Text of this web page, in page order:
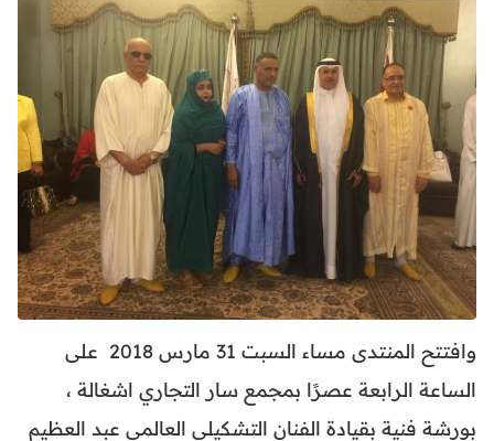
وافتتح المنتدى مساء السبت 31 مارس 2018 على
الساعة الرابعة عصرًا بمجمع سار التجاري اشغالة ،
بورشة فنية بقيادة الفنان التشكيلي العالمي عبد العظيم